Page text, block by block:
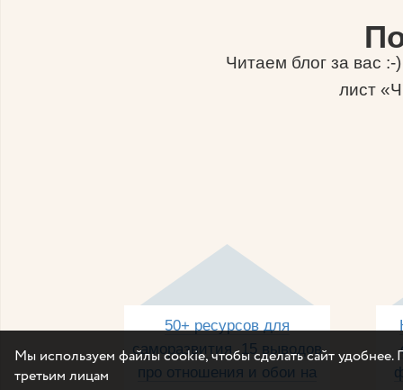
Читаем блог за вас
лист
50+ ресурсов для
саморазвития, 15 выводов
про отношения и обои на
Мы используем файлы cookie, чтобы сделать сайт удобнее.
третьим лицам